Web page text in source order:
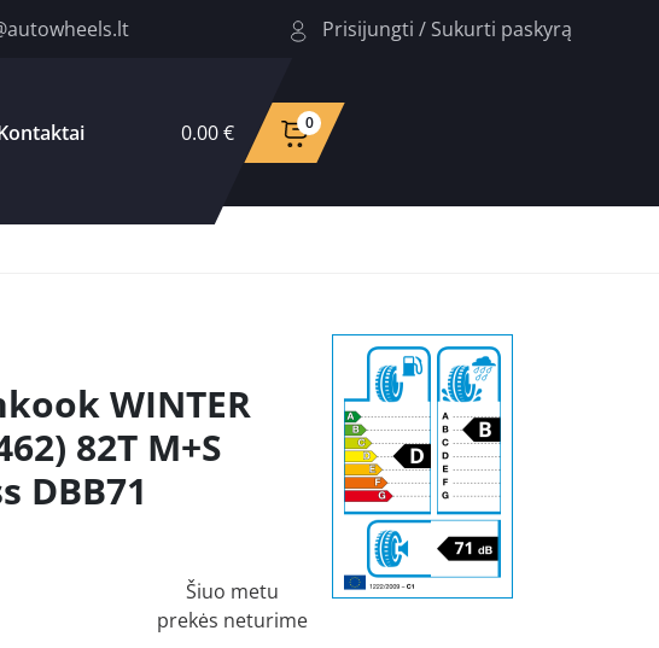
Prisijungti / Sukurti paskyrą
0.00 € 0
WINTER
82T M+S
DBB71
Šiuo metu
prekės neturime